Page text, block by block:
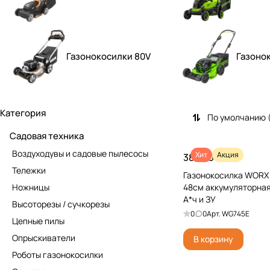
Газонокосилки 80V
По умолчанию
Хит Акция
38 990 ₽
Газонокосилка
48см
А*ч и ЗУ
0 0Арт.WG745E
В корзину
Категория
Садовая техника
Воздуходувы и садовые пылесосы
Тележки
Ножницы
Высоторезы / сучкорезы
Цепные пилы
Опрыскиватели
Роботы газонокосилки